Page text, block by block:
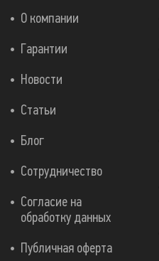
О компании
Гарантии
Новости
Статьи
Блог
Сотрудничество
Согласие на
обработку данных
Публичная оферта